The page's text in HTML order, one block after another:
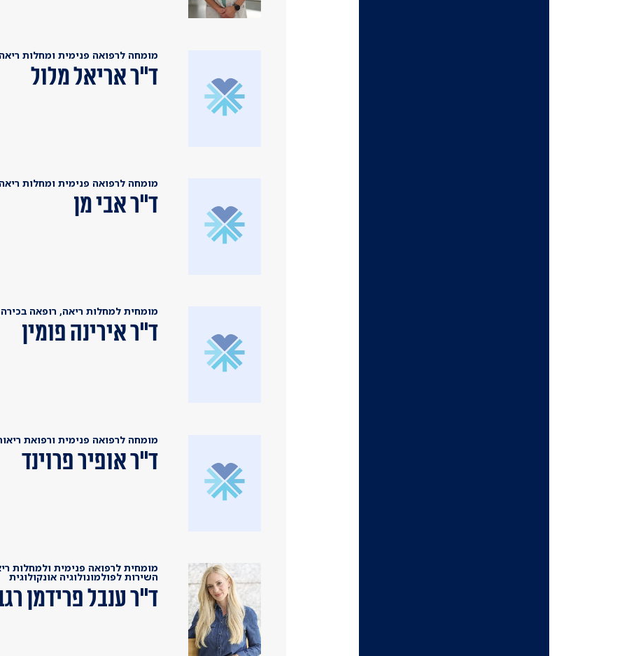
מומחה לרפואה פנימית ומחלות
ד"ר אריאל מלול
מומחה לרפואה פנימית ומחלות
ד''ר אבי מן
מומחית למחלות ריאה, רופאה
ד"ר אירינה פומין
מומחה לרפואה פנימית ורפואת
ד"ר אופיר פרוינד
מומחית לרפואה פנימית ולמחלות
השירות לפולמונולוגיה אונקולוגית
ד"ר ענבל פרידמן